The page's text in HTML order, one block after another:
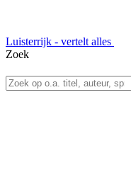
Luisterrijk - vertelt alles
Zoek